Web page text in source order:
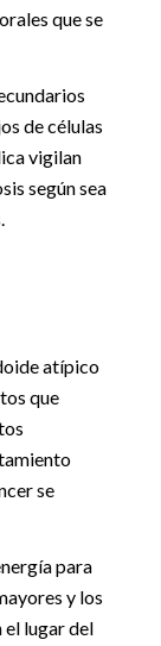
que se
de células
vigilan
según sea
atípico
que
se
para
y los
el lugar del